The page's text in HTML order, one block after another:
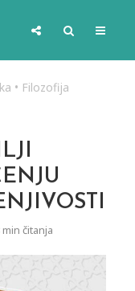
• Filozofija
min čitanja